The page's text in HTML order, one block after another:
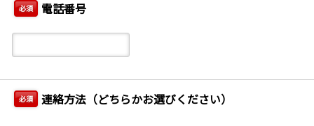
必須 電話番号
必須 連絡方法（どちらかお選びください）